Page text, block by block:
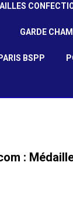
GARDE
BSPP
: